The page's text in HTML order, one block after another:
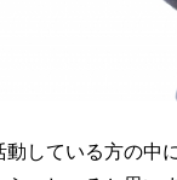
している方の中